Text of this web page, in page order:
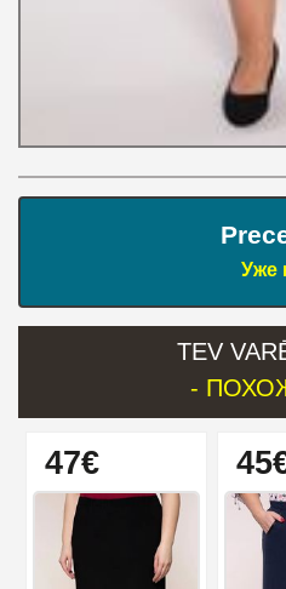
Уже
TEV
-
47€